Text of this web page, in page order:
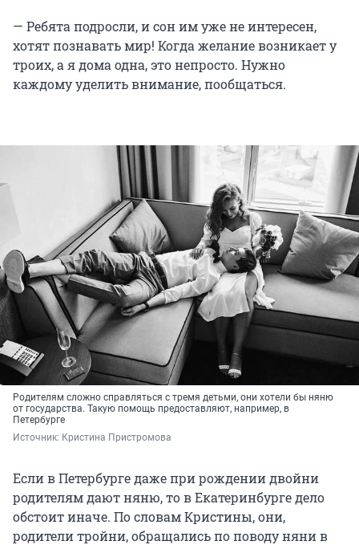
— Ребята подросли, и сон им уже не интересен,
хотят познавать мир! Когда желание возникает у
троих, а я дома одна, это непросто. Нужно
каждому уделить внимание, пообщаться.
Родителям сложно справляться с тремя детьми, они хотели бы няню
от государства. Такую помощь предоставляют, например, в
Петербурге
Источник: Кристина Пристромова
Если в Петербурге даже при рождении двойни
родителям дают няню, то в Екатеринбурге дело
обстоит иначе. По словам Кристины, они,
родители тройни, обращались по поводу няни в